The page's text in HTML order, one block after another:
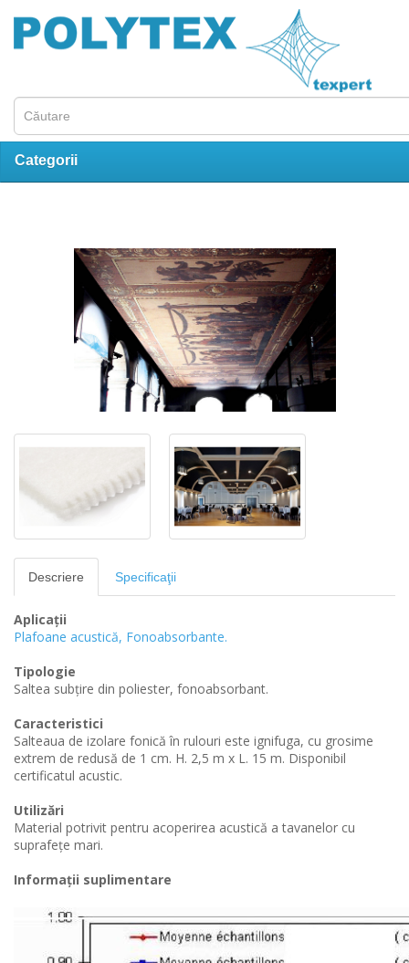
Categorii
Texlimat
Descriere Specificaţii
Aplicații
Plafoane acustică, Fonoabsorbante.
Tipologie
Saltea subțire din poliester, fonoabsorbant.
Caracteristici
Salteaua de izolare fonică în rulouri este ignifuga, cu grosime
extrem de redusă de 1 cm. H. 2,5 m x L. 15 m. Disponibil
certificatul acustic.
Utilizări
Material potrivit pentru acoperirea acustică a tavanelor cu
suprafețe mari.
Informații suplimentare